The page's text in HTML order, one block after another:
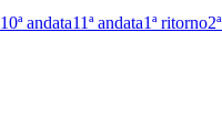
10ª andata11ª andata1ª ritorno